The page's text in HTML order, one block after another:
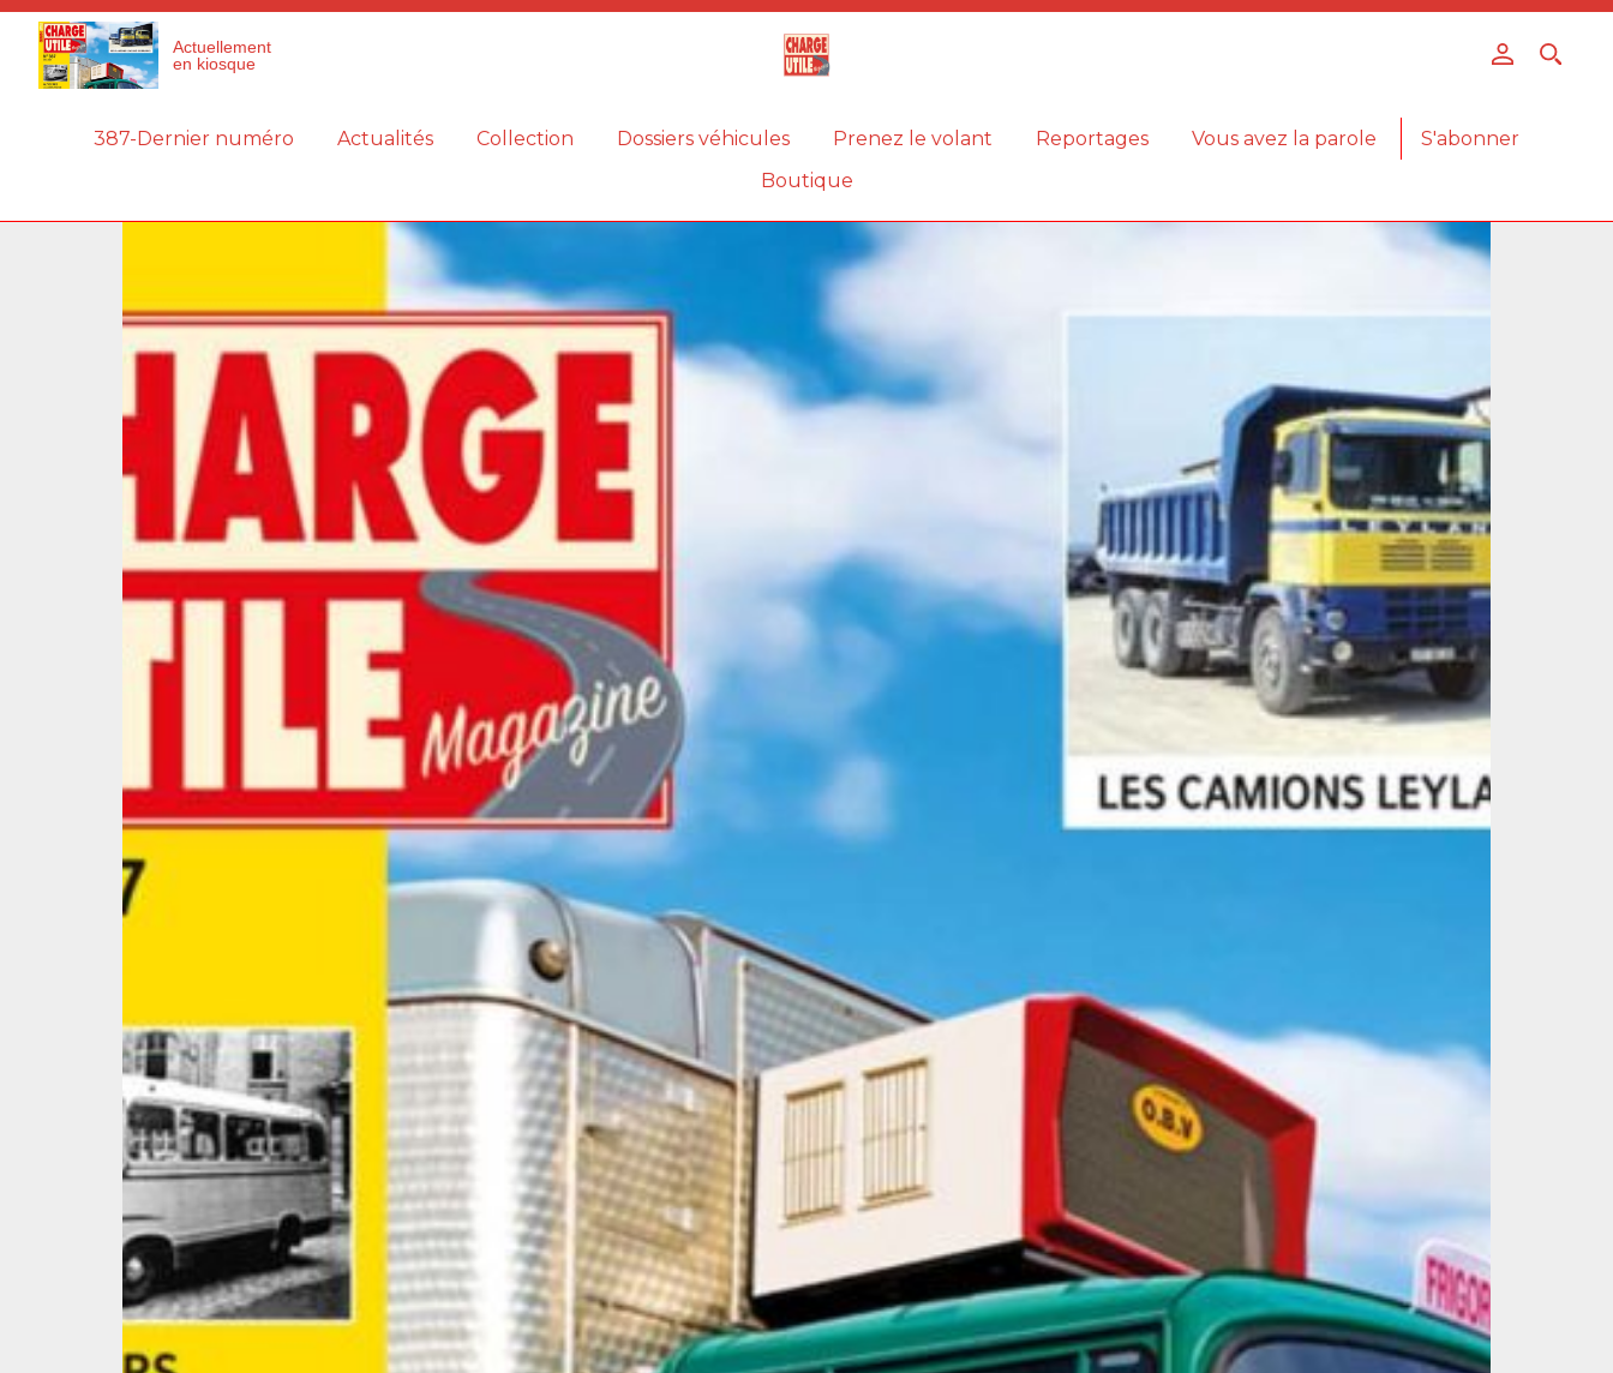
Actuellement
en kiosque
387-Dernier numéro Actualités Collection Dossiers véhicules Prenez le volant Reportages Vous avez la parole
S'abonner
Boutique
Panneau de gestion des cookies